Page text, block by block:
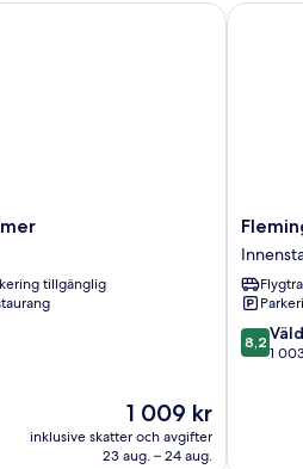
tillgänglig
Priset
1 009 kr
1 009 kr
inklusive skatter och avgifter
23 aug. – 24 aug.
Hotel
City
8.2
av
8,2
1